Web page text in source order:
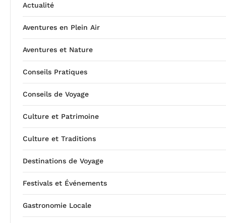
Actualité
Aventures en Plein Air
Aventures et Nature
Conseils Pratiques
Conseils de Voyage
Culture et Patrimoine
Culture et Traditions
Destinations de Voyage
Festivals et Événements
Gastronomie Locale